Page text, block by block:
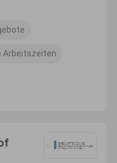
Arbeitszeiten